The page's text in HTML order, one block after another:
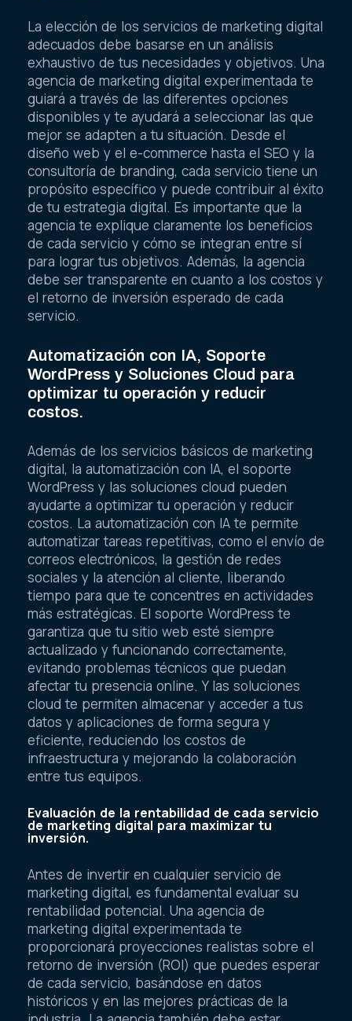
La elección de los servicios de marketing digital
adecuados debe basarse en un análisis
exhaustivo de tus necesidades y objetivos. Una
agencia de marketing digital experimentada te
guiará a través de las diferentes opciones
disponibles y te ayudará a seleccionar las que
mejor se adapten a tu situación. Desde el
diseño web y el e-commerce hasta el SEO y la
consultoría de branding, cada servicio tiene un
propósito específico y puede contribuir al éxito
de tu estrategia digital. Es importante que la
agencia te explique claramente los beneficios
de cada servicio y cómo se integran entre sí
para lograr tus objetivos. Además, la agencia
debe ser transparente en cuanto a los costos y
el retorno de inversión esperado de cada
servicio.
Automatización con IA, Soporte
WordPress y Soluciones Cloud para
optimizar tu operación y reducir
costos.
Además de los servicios básicos de marketing
digital, la automatización con IA, el soporte
WordPress y las soluciones cloud pueden
ayudarte a optimizar tu operación y reducir
costos. La automatización con IA te permite
automatizar tareas repetitivas, como el envío de
correos electrónicos, la gestión de redes
sociales y la atención al cliente, liberando
tiempo para que te concentres en actividades
más estratégicas. El soporte WordPress te
garantiza que tu sitio web esté siempre
actualizado y funcionando correctamente,
evitando problemas técnicos que puedan
afectar tu presencia online. Y las soluciones
cloud te permiten almacenar y acceder a tus
datos y aplicaciones de forma segura y
eficiente, reduciendo los costos de
infraestructura y mejorando la colaboración
entre tus equipos.
Evaluación de la rentabilidad de cada servicio
de marketing digital para maximizar tu
inversión.
Antes de invertir en cualquier servicio de
marketing digital, es fundamental evaluar su
rentabilidad potencial. Una agencia de
marketing digital experimentada te
proporcionará proyecciones realistas sobre el
retorno de inversión (ROI) que puedes esperar
de cada servicio, basándose en datos
históricos y en las mejores prácticas de la